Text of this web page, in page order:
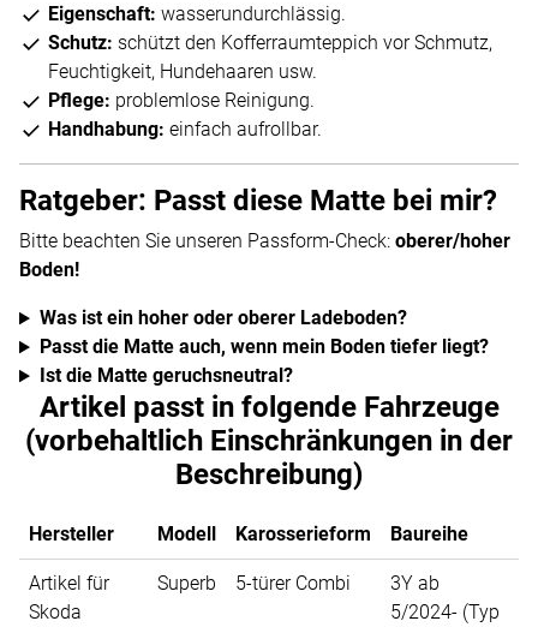
Eigenschaft: wasserundurchlässig.
Schutz: schützt den Kofferraumteppich vor Schmutz,
Feuchtigkeit, Hundehaaren usw.
Pflege: problemlose Reinigung.
Handhabung: einfach aufrollbar.
Ratgeber: Passt diese Matte bei mir?
Bitte beachten Sie unseren Passform-Check: oberer/hoher
Boden!
Was ist ein hoher oder oberer Ladeboden?
Passt die Matte auch, wenn mein Boden tiefer liegt?
Ist die Matte geruchsneutral?
Artikel passt in folgende Fahrzeuge
(vorbehaltlich Einschränkungen in der
Beschreibung)
Hersteller Modell Karosserieform Baureihe
Artikel für
Skoda
Superb 5-türer Combi
3Y ab
5/2024- (Typ